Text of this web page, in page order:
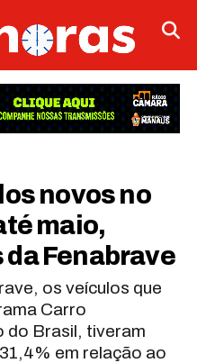
novos no
maio,
Fenabrave
os veículos que
Carro
do Brasil, tiveram
em relação ao